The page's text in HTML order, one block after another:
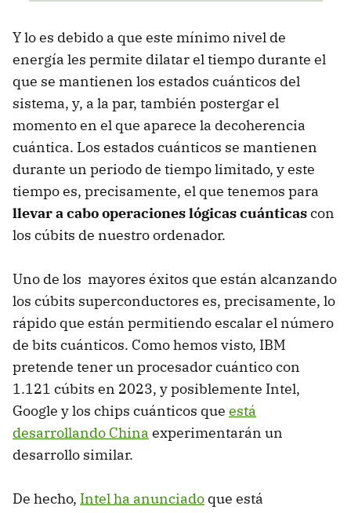
Y lo es debido a que este mínimo nivel de
energía les permite dilatar el tiempo durante el
que se mantienen los estados cuánticos del
sistema, y, a la par, también postergar el
momento en el que aparece la decoherencia
cuántica. Los estados cuánticos se mantienen
durante un periodo de tiempo limitado, y este
tiempo es, precisamente, el que tenemos para
llevar a cabo operaciones lógicas cuánticascon
los cúbits de nuestro ordenador.
Uno de los mayores éxitos que están alcanzando
los cúbits superconductores es, precisamente, lo
rápido que están permitiendo escalar el número
de bits cuánticos. Como hemos visto, IBM
pretende tener un procesador cuántico con
1.121 cúbits en 2023, y posiblemente Intel,
Google y los chips cuánticos que está
desarrollando China experimentarán un
desarrollo similar.
De hecho, Intel ha anunciado que está